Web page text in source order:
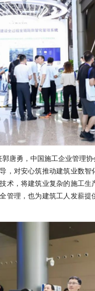
唐勇，中国施工企业管理
，对安心筑推动建筑业数
术，将建筑业复杂的施工
管理，也为建筑工人发薪